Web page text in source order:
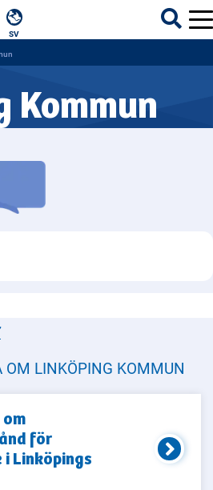
SV
ÄMNEN
REGIONER
Kommun
OM LINKÖPING KOMMUN
för
Linköpings